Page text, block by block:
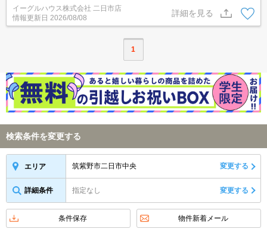
イーグルハウス株式会社 二日市店
情報更新日 2026/08/08
詳細を見る
1
検索条件を変更する
エリア 筑紫野市二日市中央 変更する
詳細条件 指定なし 変更する
条件保存 物件新着メール